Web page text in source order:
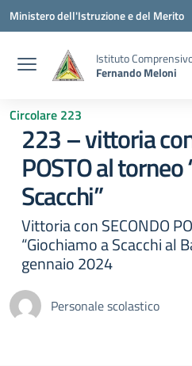
Vai ai contenuti
Vai al menu di navigazione
Vai al footer
Ministero dell'Istruzione e del Merito
Istituto
Fernando Meloni
Circolare 223
223 – vittoria
POSTO al
Scacchi”
Vittoria con SECONDO
“Giochiamo a Scacchi al
gennaio 2024
Personale scolastico